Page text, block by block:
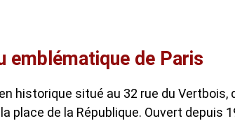
emblématique de Paris
historique situé au 32 rue du Vertbois,
de la République. Ouvert depuis